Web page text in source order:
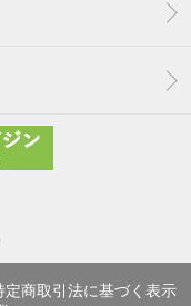
定商取引法に基づく表示